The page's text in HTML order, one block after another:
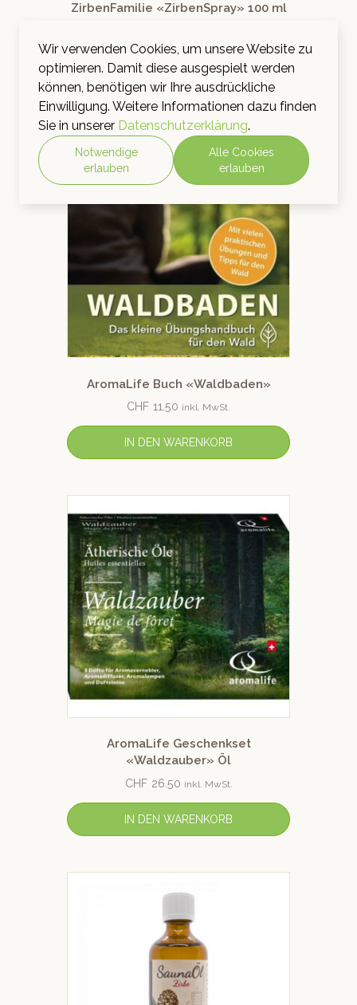
ZirbenFamilie «ZirbenSpray» 100 ml
Bewertet mit
5.00
CHF 24.00 inkl. MwSt.
IN DEN WARENKORB
AromaLife Buch «Waldbaden»
CHF 11.50 inkl. MwSt.
IN DEN WARENKORB
AromaLife Geschenkset
«Waldzauber» Öl
CHF 26.50 inkl. MwSt.
IN DEN WARENKORB
Wir verwenden Cookies, um unsere Website zu
optimieren. Damit diese ausgespielt werden
können, benötigen wir Ihre ausdrückliche
Einwilligung. Weitere Informationen dazu finden
Sie in unserer Datenschutzerklärung.
Notwendige
erlauben
Alle Cookies
erlauben